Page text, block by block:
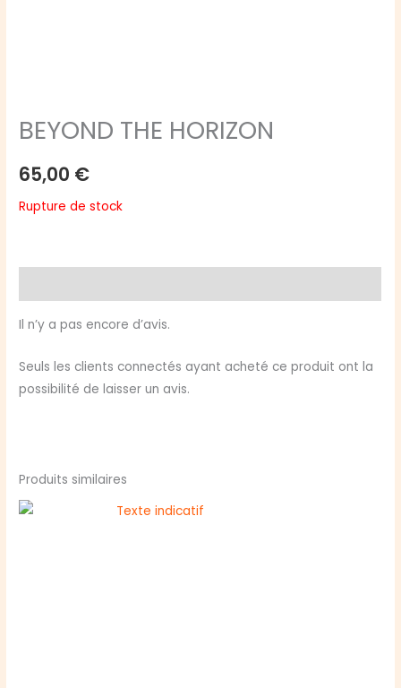
BEYOND THE HORIZON
65,00 €
Rupture de stock
Il n’y a pas encore d’avis.
Seuls les clients connectés ayant acheté ce produit ont la
possibilité de laisser un avis.
Produits similaires